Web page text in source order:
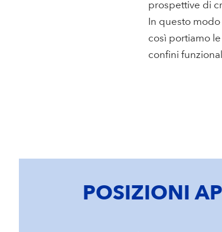
prospettive di
In questo
così portiamo
confini
POSIZIONI